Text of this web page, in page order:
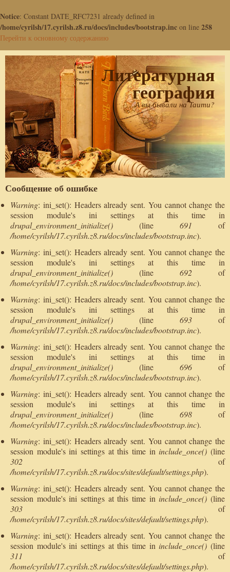
Notice: Constant DATE_RFC7231 already defined in
/home/cyrilsh/17.cyrilsh.z8.ru/docs/includes/bootstrap.inc on line 258
Перейти к основному содержанию
Литературная
география
А вы бывали на Таити?
Сообщение об ошибке
Warning: ini_set(): Headers already sent. You cannot change the
session module's ini settings at this time in
drupal_environment_initialize() (line 691 of
/home/cyrilsh/17.cyrilsh.z8.ru/docs/includes/bootstrap.inc).
Warning: ini_set(): Headers already sent. You cannot change the
session module's ini settings at this time in
drupal_environment_initialize() (line 692 of
/home/cyrilsh/17.cyrilsh.z8.ru/docs/includes/bootstrap.inc).
Warning: ini_set(): Headers already sent. You cannot change the
session module's ini settings at this time in
drupal_environment_initialize() (line 693 of
/home/cyrilsh/17.cyrilsh.z8.ru/docs/includes/bootstrap.inc).
Warning: ini_set(): Headers already sent. You cannot change the
session module's ini settings at this time in
drupal_environment_initialize() (line 696 of
/home/cyrilsh/17.cyrilsh.z8.ru/docs/includes/bootstrap.inc).
Warning: ini_set(): Headers already sent. You cannot change the
session module's ini settings at this time in
drupal_environment_initialize() (line 698 of
/home/cyrilsh/17.cyrilsh.z8.ru/docs/includes/bootstrap.inc).
Warning: ini_set(): Headers already sent. You cannot change the
session module's ini settings at this time in include_once() (line
302 of
/home/cyrilsh/17.cyrilsh.z8.ru/docs/sites/default/settings.php).
Warning: ini_set(): Headers already sent. You cannot change the
session module's ini settings at this time in include_once() (line
303 of
/home/cyrilsh/17.cyrilsh.z8.ru/docs/sites/default/settings.php).
Warning: ini_set(): Headers already sent. You cannot change the
session module's ini settings at this time in include_once() (line
311 of
/home/cyrilsh/17.cyrilsh.z8.ru/docs/sites/default/settings.php).